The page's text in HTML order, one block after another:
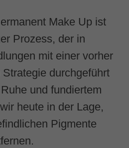
Make Up ist
Prozess, der in
mit einer vorher
durchgeführt
und fundiertem
heute in der Lage,
Pigmente